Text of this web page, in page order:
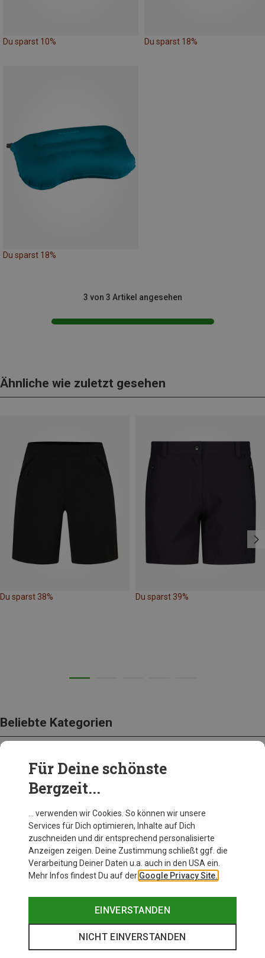
Du sparst 10% Du sparst 18%
Du sparst 18%
3 von 3 Artikel angesehen
Ähnliche wie zuletzt gesehen
Du sparst 38% Du sparst 39%
Beliebte Kategorien
BEKLEIDUNG
Für Deine schönste
Bergzeit...
… verwenden wir Cookies. So können wir unsere
Services für Dich optimieren, Inhalte auf Dich
zuschneiden und dir entsprechend personalisierte
Anzeigen zeigen. Deine Zustimmung schließt ggf. die
Verarbeitung Deiner Daten u.a. auch in den USA ein.
Mehr Infos findest Du auf der Google Privacy Site.
EINVERSTANDEN
NICHT EINVERSTANDEN